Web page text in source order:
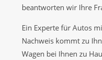
beantworten wir Ihre
Ein Experte für Autos
Nachweis kommt zu
Wagen bei Ihnen zu